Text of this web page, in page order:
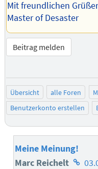
Mit freundlichen
Master of Desaster
Beitrag melden
Übersicht alle Foren
Benutzerkonto erstellen
Meine Meinung!
Marc Reichelt